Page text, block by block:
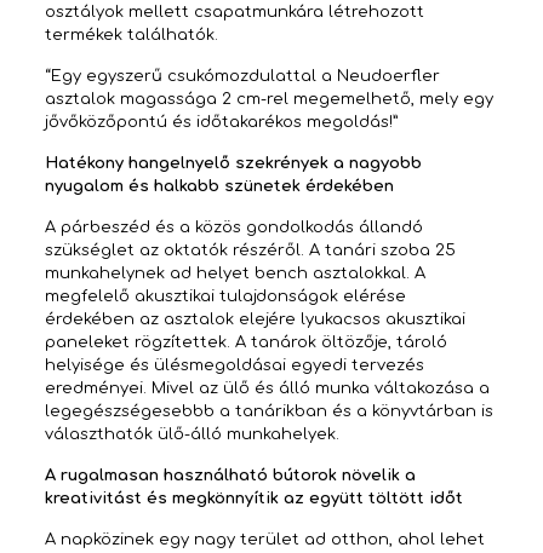
osztályok mellett csapatmunkára létrehozott
termékek találhatók.
“Egy egyszerű csukómozdulattal a Neudoerfler
asztalok magassága 2 cm-rel megemelhető, mely egy
jővőközőpontú és időtakarékos megoldás!”
Hatékony hangelnyelő szekrények a nagyobb
nyugalom és halkabb szünetek érdekében
A párbeszéd és a közös gondolkodás állandó
szükséglet az oktatók részéről. A tanári szoba 25
munkahelynek ad helyet bench asztalokkal. A
megfelelő akusztikai tulajdonságok elérése
érdekében az asztalok elejére lyukacsos akusztikai
paneleket rögzítettek. A tanárok öltözője, tároló
helyisége és ülésmegoldásai egyedi tervezés
eredményei. Mivel az ülő és álló munka váltakozása a
legegészségesebbb a tanárikban és a könyvtárban is
választhatók ülő-álló munkahelyek.
A rugalmasan használható bútorok növelik a
kreativitást és megkönnyítik az együtt töltött időt
A napközinek egy nagy terület ad otthon, ahol lehet